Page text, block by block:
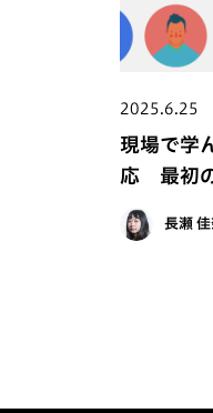
2025.6.25
現場で学
応 最初
長瀬